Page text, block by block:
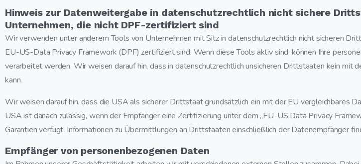
Hinweis zur Datenweitergabe in datenschutzrechtlich nicht sichere
Unternehmen, die nicht DPF-zertifiziert sind
Wir verwenden unter anderem Tools von Unternehmen mit Sitz in datenschutzrechtlich nicht sicheren
EU-US-Data Privacy Framework (DPF) zertifiziert sind. Wenn diese Tools aktiv sind, können Ihre
verarbeitet werden. Wir weisen darauf hin, dass in datenschutzrechtlich unsicheren Drittstaaten kein mit
kann.
Wir weisen darauf hin, dass die USA als sicherer Drittstaat grundsätzlich ein mit der EU vergleichbares
USA ist danach zulässig, wenn der Empfänger eine Zertifizierung unter dem „EU-US Data Privacy
Garantien verfügt. Informationen zu Übermittlungen an Drittstaaten einschließlich der Datenempfänger
Empfänger von personenbezogenen Daten